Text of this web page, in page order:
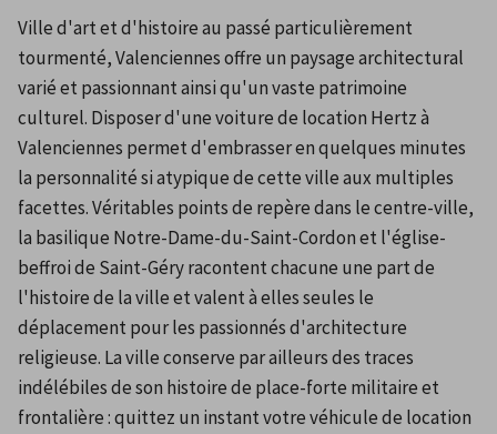
Ville d'art et d'histoire au passé particulièrement
tourmenté, Valenciennes offre un paysage architectural
varié et passionnant ainsi qu'un vaste patrimoine
culturel. Disposer d'une voiture de location Hertz à
Valenciennes permet d'embrasser en quelques minutes
la personnalité si atypique de cette ville aux multiples
facettes. Véritables points de repère dans le centre-ville,
la basilique Notre-Dame-du-Saint-Cordon et l'église-
beffroi de Saint-Géry racontent chacune une part de
l'histoire de la ville et valent à elles seules le
déplacement pour les passionnés d'architecture
religieuse. La ville conserve par ailleurs des traces
indélébiles de son histoire de place-forte militaire et
frontalière : quittez un instant votre véhicule de location